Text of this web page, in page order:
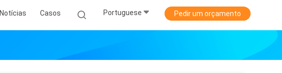
Notícias Casos Portuguese Pedir um orçamento